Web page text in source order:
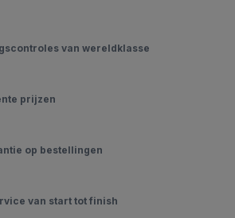
van wereldklasse
prijzen
op bestellingen
van start tot finish